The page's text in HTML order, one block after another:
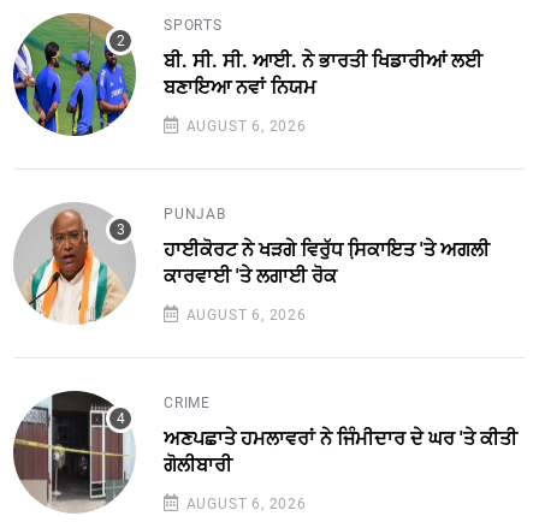
SPORTS
ਬੀ. ਸੀ. ਸੀ. ਆਈ. ਨੇ ਭਾਰਤੀ ਖਿਡਾਰੀਆਂ ਲਈ
ਬਣਾਇਆ ਨਵਾਂ ਨਿਯਮ
AUGUST 6, 2026
PUNJAB
ਹਾਈਕੋਰਟ ਨੇ ਖੜਗੇ ਵਿਰੁੱਧ ਸਿ਼ਕਾਇਤ 'ਤੇ ਅਗਲੀ
ਕਾਰਵਾਈ 'ਤੇ ਲਗਾਈ ਰੋਕ
AUGUST 6, 2026
CRIME
ਅਣਪਛਾਤੇ ਹਮਲਾਵਰਾਂ ਨੇ ਜਿੰਮੀਦਾਰ ਦੇ ਘਰ 'ਤੇ ਕੀਤੀ
ਗੋਲੀਬਾਰੀ
AUGUST 6, 2026